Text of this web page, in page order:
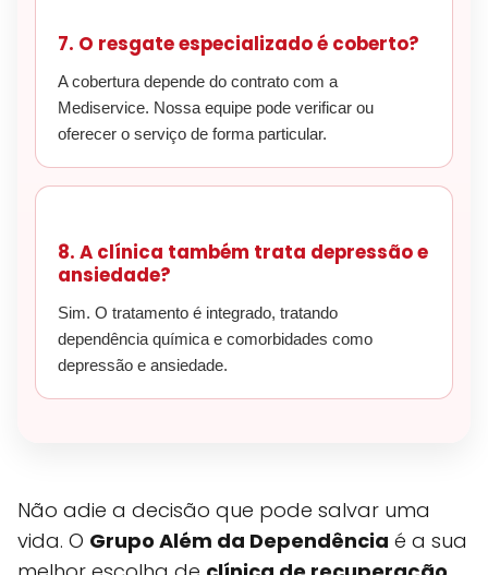
7. O resgate especializado é coberto?
A cobertura depende do contrato com a
Mediservice. Nossa equipe pode verificar ou
oferecer o serviço de forma particular.
8. A clínica também trata depressão e
ansiedade?
Sim. O tratamento é integrado, tratando
dependência química e comorbidades como
depressão e ansiedade.
Não adie a decisão que pode salvar uma
vida. O Grupo Além da Dependência é a sua